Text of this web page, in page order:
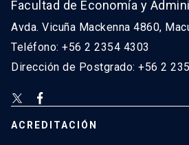
Facultad de Economía y
Avda. Vicuña Mackenna 4860,
Teléfono: +56 2 2354 4303
Dirección de Postgrado: +56 2
ACREDITACIÓN